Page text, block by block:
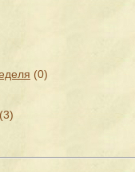
(0)
(3)